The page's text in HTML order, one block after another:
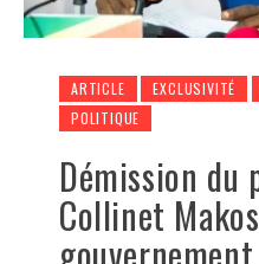
ARTICLE EXCLUSIVITÉ
POLITIQUE
Démission
Collinet